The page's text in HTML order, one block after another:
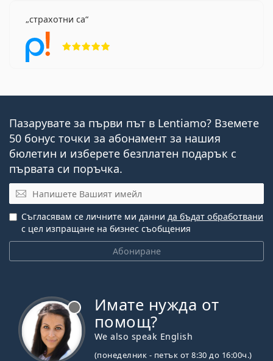
страхотни са
Пазарувате за първи път в Lentiamo? Вземете
50 бонус точки за абонамент за нашия
бюлетин и изберете безплатен подарък с
първата си поръчка.
Имейл
Абониране
Съгласявам се личните ми данни да бъдат обработвани
с цел изпращане на бизнес съобщения
Имате нужда от
помощ?
We also speak English
(понеделник - петък от 8:30 до 16:00ч.)